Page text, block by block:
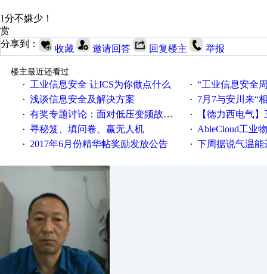
1分不嫌少！
赏
分享到：
收藏 邀请回答 回复楼主 举报
楼主最近还看过
·
工业信息安全 让ICS为你做点什么 · “工业信息安全周之我见”
· 浅谈信息安全及解决方案 · 7月7与安川来“
· 有奖专题讨论：面对低压变频故障，老手是这样解决的！ · 【德力西电气】三
· 寻秘笈、填问卷、赢无人机 · AbleCloud工业物联
· 2017年6月份精华帖奖励发放公告 · 下周据说气温能